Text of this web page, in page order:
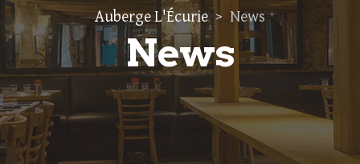
Auberge L'Écurie > News
News